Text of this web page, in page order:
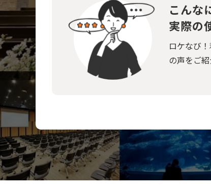
こんな
実際の
ロケなび
の声をご紹